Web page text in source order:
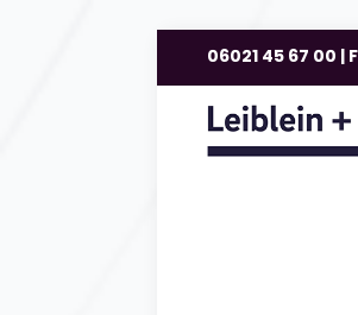
06021 45 67 00